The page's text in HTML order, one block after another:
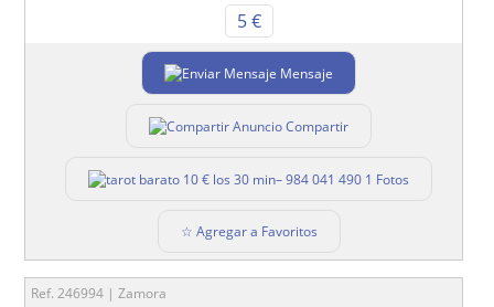
5 €
Mensaje
Compartir
1 Fotos
☆ Agregar a Favoritos
Ref. 246994 | Zamora